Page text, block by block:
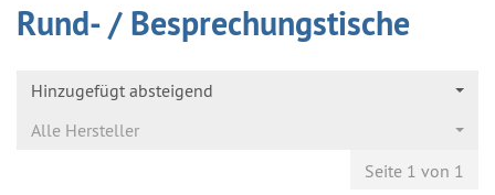
Rund- / Besprechungstische
Hinzugefügt absteigend
Alle Hersteller
Seite 1 von 1